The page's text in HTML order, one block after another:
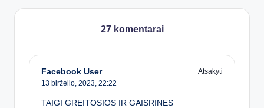
27 komentarai
Facebook User
Atsakyti
13 birželio, 2023, 22:22
TAIGI GREITOSIOS IR GAISRINES